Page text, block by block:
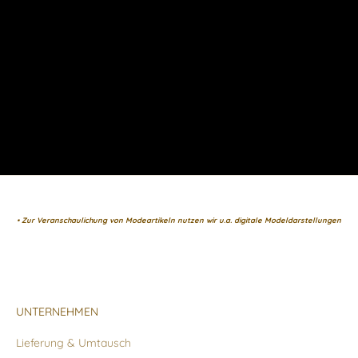
• Zur Veranschaulichung von Modeartikeln nutzen wir u.a. digitale Modeldarstellungen
UNTERNEHMEN
Lieferung & Umtausch